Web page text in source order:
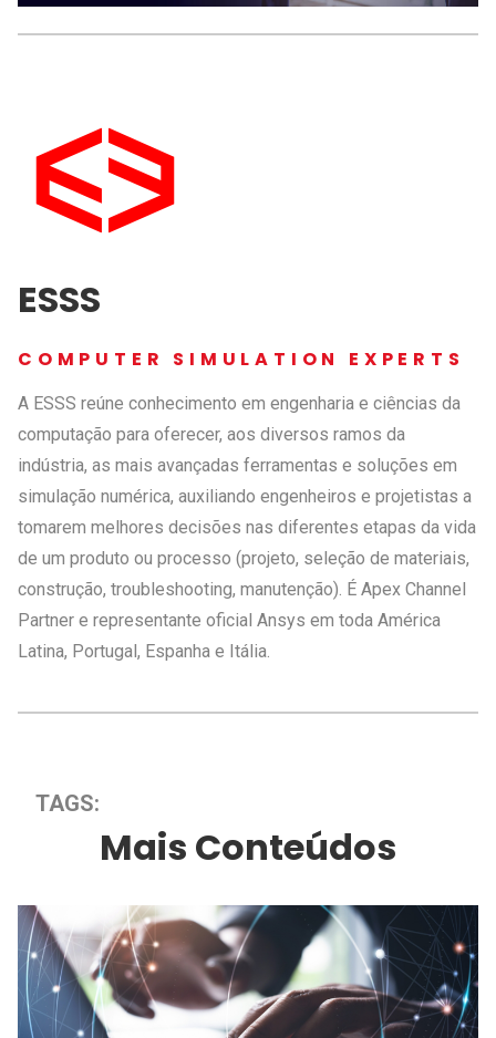
ESSS
COMPUTER SIMULATION EXPERTS
A ESSS reúne conhecimento em engenharia e ciências da
computação para oferecer, aos diversos ramos da
indústria, as mais avançadas ferramentas e soluções em
simulação numérica, auxiliando engenheiros e projetistas a
tomarem melhores decisões nas diferentes etapas da vida
de um produto ou processo (projeto, seleção de materiais,
construção, troubleshooting, manutenção). É Apex Channel
Partner e representante oficial Ansys em toda América
Latina, Portugal, Espanha e Itália.
TAGS:
Mais Conteúdos